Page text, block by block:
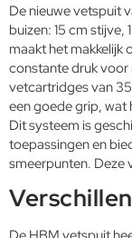
De nieuwe vetspuit
buizen: 15 cm
maakt het makkelijk
constante druk voor
vetcartridges van
een goede grip, wat
Dit systeem is
toepassingen en
smeerpunten. Deze